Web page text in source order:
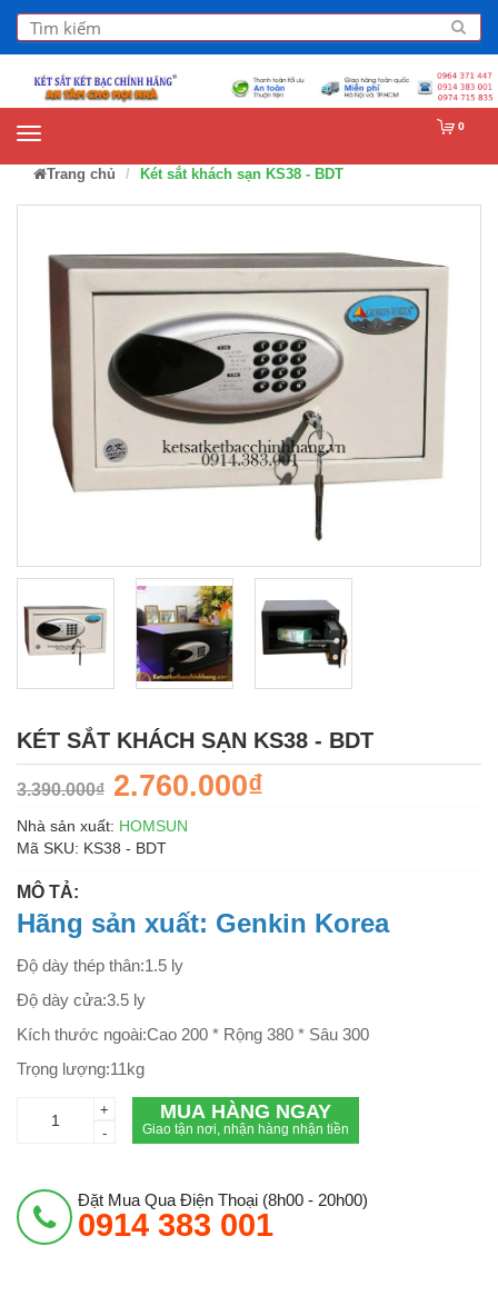
0
Trang chủ Két sắt khách sạn KS38 - BDT
KÉT SẮT KHÁCH SẠN KS38 - BDT
3.390.000₫ 2.760.000₫
Nhà sản xuất: HOMSUN
Mã SKU: KS38 - BDT
MÔ TẢ:
Hãng sản xuất: Genkin Korea
Độ dày thép thân:1.5 ly
Độ dày cửa:3.5 ly
Kích thước ngoài:Cao 200 * Rộng 380 * Sâu 300
Trọng lượng:11kg
+
-
MUA HÀNG NGAY
Giao tận nơi, nhận hàng nhận tiền
Đặt Mua Qua Điện Thoại (8h00 - 20h00)
0914 383 001